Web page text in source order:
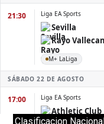
Clasificacion